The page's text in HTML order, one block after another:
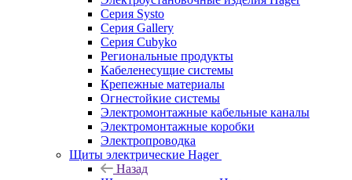
Серия Systo
Серия Gallery
Серия Cubyko
Региональные продукты
Кабеленесущие системы
Крепежные материалы
Огнестойкие системы
Электромонтажные кабельные каналы
Электромонтажные коробки
Электропроводка
Щиты электрические Hager
Назад